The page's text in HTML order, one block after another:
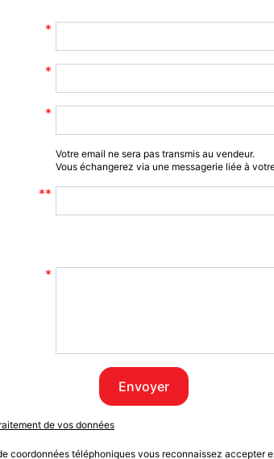
Votre email ne sera pas transmis au vendeur.
Vous échangerez via une messagerie liée à
Envoyer
de vos données
coordonnées téléphoniques vous reconnaissez accepter